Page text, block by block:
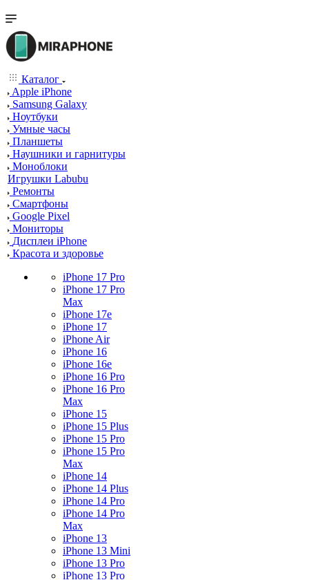
Каталог
Apple iPhone
Samsung Galaxy
Ноутбуки
Умные часы
Планшеты
Наушники и гарнитуры
Моноблоки
Игрушки Labubu
Ремонты
Смартфоны
Google Pixel
Мониторы
Дисплеи iPhone
Красота и здоровье
iPhone 17 Pro
iPhone 17 Pro
Max
iPhone 17e
iPhone 17
iPhone Air
iPhone 16
iPhone 16e
iPhone 16 Pro
iPhone 16 Pro
Max
iPhone 15
iPhone 15 Plus
iPhone 15 Pro
iPhone 15 Pro
Max
iPhone 14
iPhone 14 Plus
iPhone 14 Pro
iPhone 14 Pro
Max
iPhone 13
iPhone 13 Mini
iPhone 13 Pro
iPhone 13 Pro